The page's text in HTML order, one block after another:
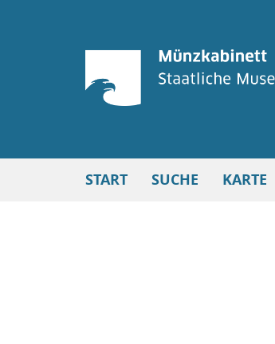
START SUCHE KARTE